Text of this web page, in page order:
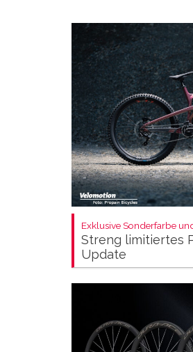
Exklusive Sonderfarbe
Streng limitiertes
Update